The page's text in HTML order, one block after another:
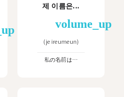
제 이름은...
volume_up
(je ireumeun)
私の名前は…